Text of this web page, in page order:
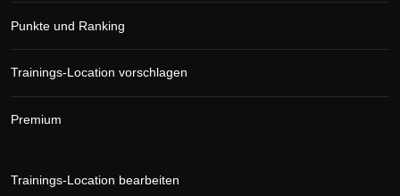
Punkte und Ranking
Trainings-Location vorschlagen
Premium
Trainings-Location bearbeiten